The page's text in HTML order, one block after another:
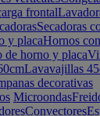
frontal
Secadoras
y placaHornos
de horno y placa
Lavavajillas
decorativas
Microondas
Convectores